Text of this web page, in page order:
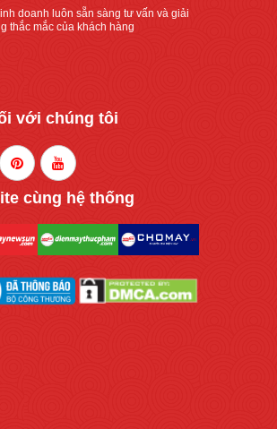
doanh luôn sẵn sàng tư vấn và giải
thắc mắc của khách hàng
với chúng tôi
cùng hệ thống